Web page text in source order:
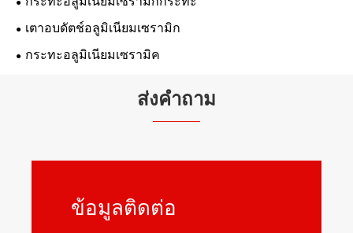
เตาอบดัตช์อลูมิเนียมเซรามิก
กระทะอลูมิเนียมเซรามิค
ส่งคำถาม
ข้อมูลติดต่อ